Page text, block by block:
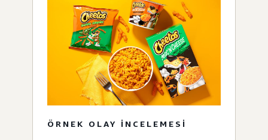
ÖRNEK OLAY INCELEMESI